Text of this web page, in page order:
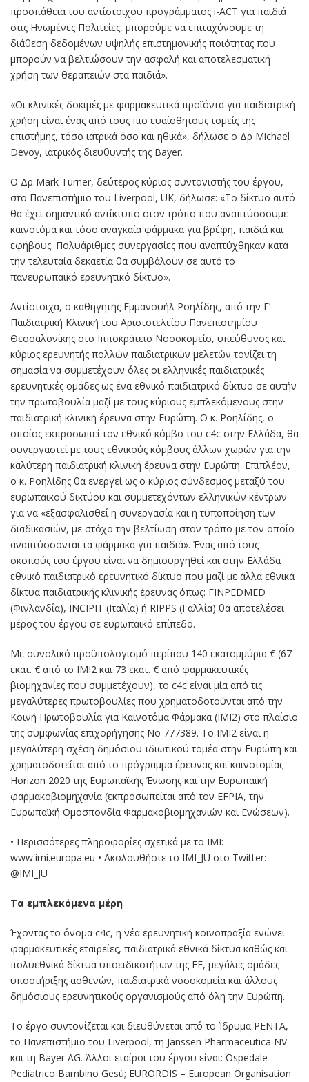
προσπάθεια του αντίστοιχου προγράμματος i-ACT για παιδιά
στις Ηνωμένες Πολιτείες, μπορούμε να επιταχύνουμε τη
διάθεση δεδομένων υψηλής επιστημονικής ποιότητας που
μπορούν να βελτιώσουν την ασφαλή και αποτελεσματική
χρήση των θεραπειών στα παιδιά».
«Οι κλινικές δοκιμές με φαρμακευτικά προϊόντα για παιδιατρική
χρήση είναι ένας από τους πιο ευαίσθητους τομείς της
επιστήμης, τόσο ιατρικά όσο και ηθικά», δήλωσε ο Δρ Michael
Devoy, ιατρικός διευθυντής της Bayer.
Ο Δρ Mark Turner, δεύτερος κύριος συντονιστής του έργου,
στο Πανεπιστήμιο του Liverpool, UK, δήλωσε: «Το δίκτυο αυτό
θα έχει σημαντικό αντίκτυπο στον τρόπο που αναπτύσσουμε
καινοτόμα και τόσο αναγκαία φάρμακα για βρέφη, παιδιά και
εφήβους. Πολυάριθμες συνεργασίες που αναπτύχθηκαν κατά
την τελευταία δεκαετία θα συμβάλουν σε αυτό το
πανευρωπαϊκό ερευνητικό δίκτυο».
Αντίστοιχα, ο καθηγητής Εμμανουήλ Ροηλίδης, από την Γ’
Παιδιατρική Κλινική του Αριστοτελείου Πανεπιστημίου
Θεσσαλονίκης στο Ιπποκράτειο Νοσοκομείο, υπεύθυνος και
κύριος ερευνητής πολλών παιδιατρικών μελετών τονίζει τη
σημασία να συμμετέχουν όλες οι ελληνικές παιδιατρικές
ερευνητικές ομάδες ως ένα εθνικό παιδιατρικό δίκτυο σε αυτήν
την πρωτοβουλία μαζί με τους κύριους εμπλεκόμενους στην
παιδιατρική κλινική έρευνα στην Ευρώπη. Ο κ. Ροηλίδης, ο
οποίος εκπροσωπεί τον εθνικό κόμβο του c4c στην Ελλάδα, θα
συνεργαστεί με τους εθνικούς κόμβους άλλων χωρών για την
καλύτερη παιδιατρική κλινική έρευνα στην Ευρώπη. Επιπλέον,
ο κ. Ροηλίδης θα ενεργεί ως ο κύριος σύνδεσμος μεταξύ του
ευρωπαϊκού δικτύου και συμμετεχόντων ελληνικών κέντρων
για να «εξασφαλισθεί η συνεργασία και η τυποποίηση των
διαδικασιών, με στόχο την βελτίωση στον τρόπο με τον οποίο
αναπτύσσονται τα φάρμακα για παιδιά». Ένας από τους
σκοπούς του έργου είναι να δημιουργηθεί και στην Ελλάδα
εθνικό παιδιατρικό ερευνητικό δίκτυο που μαζί με άλλα εθνικά
δίκτυα παιδιατρικής κλινικής έρευνας όπως: FINPEDMED
(Φινλανδία), INCIPIT (Ιταλία) ή RIPPS (Γαλλία) θα αποτελέσει
μέρος του έργου σε ευρωπαϊκό επίπεδο.
Με συνολικό προϋπολογισμό περίπου 140 εκατομμύρια € (67
εκατ. € από το IMI2 και 73 εκατ. € από φαρμακευτικές
βιομηχανίες που συμμετέχουν), το c4c είναι μία από τις
μεγαλύτερες πρωτοβουλίες που χρηματοδοτούνται από την
Κοινή Πρωτοβουλία για Καινοτόμα Φάρμακα (IMI2) στο πλαίσιο
της συμφωνίας επιχορήγησης Νο 777389. Το IMI2 είναι η
μεγαλύτερη σχέση δημόσιου-ιδιωτικού τομέα στην Ευρώπη και
χρηματοδοτείται από το πρόγραμμα έρευνας και καινοτομίας
Horizon 2020 της Ευρωπαϊκής Ένωσης και την Ευρωπαϊκή
φαρμακoβιομηχανία (εκπροσωπείται από τον EFPIA, την
Ευρωπαϊκή Ομοσπονδία Φαρμακοβιομηχανιών και Ενώσεων).
• Περισσότερες πληροφορίες σχετικά με το IMI:
www.imi.europa.eu • Ακολουθήστε το IMI_JU στο Twitter:
@IMI_JU
Τα εμπλεκόμενα μέρη
Έχοντας το όνομα c4c, η νέα ερευνητική κοινοπραξία ενώνει
φαρμακευτικές εταιρείες, παιδιατρικά εθνικά δίκτυα καθώς και
πολυεθνικά δίκτυα υποειδικοτήτων της ΕΕ, μεγάλες ομάδες
υποστήριξης ασθενών, παιδιατρικά νοσοκομεία και άλλους
δημόσιους ερευνητικούς οργανισμούς από όλη την Ευρώπη.
Το έργο συντονίζεται και διευθύνεται από το Ίδρυμα PENTA,
το Πανεπιστήμιο του Liverpool, τη Janssen Pharmaceutica NV
και τη Bayer AG. Άλλοι εταίροι του έργου είναι: Ospedale
Pediatrico Bambino Gesù; EURORDIS – European Organisation